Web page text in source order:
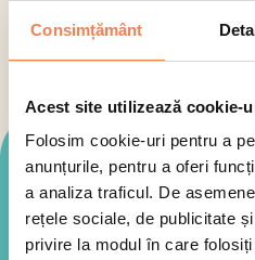
Consimțământ
Acest site utilizează cookie-
Folosim cookie-uri pentru a
anunțurile, pentru a oferi
a analiza traficul. De
rețele sociale, de publicitate
privire la modul în care
Mod de preparare